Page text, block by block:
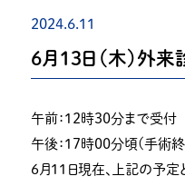
2024.6.11
６月13日（木）外
午前：１２時３０分まで受付
午後：１７時００分頃(手
６月１１日現在、上記の予定